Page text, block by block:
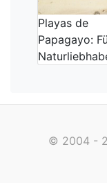
Playas de
Papagayo:
© 2004 -